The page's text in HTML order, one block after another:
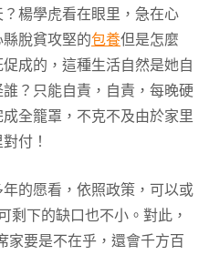
楊學虎看在眼里，急在心
脫貧攻堅的包養但是怎麼
成的，這種生活自然是她自
？只能自責，自責，每晚硬
全籠罩，不克不及由於家里
付！
的愿看，依照政策，可以或
剩下的缺口也不小。對此，
家要是不在乎，還會千方百